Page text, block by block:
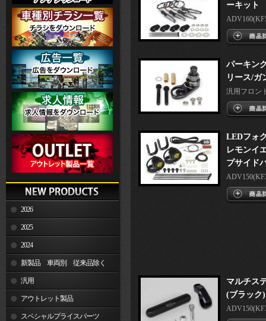
2026
2025
2024
新製品 車両別 従来品除く
汎用
アウトレット製品
スペシャルプライスパーツ
ーキット
パーキン
リース/ガ
汎用フロン
LEDフォ
レモンイ
プサイ
マルチス
(ブラック)